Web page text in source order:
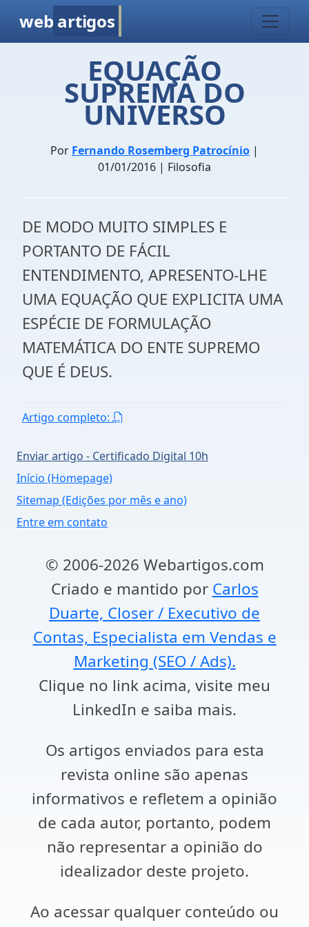
web artigos
EQUAÇÃO
SUPREMA DO
UNIVERSO
Por Fernando Rosemberg Patrocínio |
01/01/2016 | Filosofia
DE MODO MUITO SIMPLES E
PORTANTO DE FÁCIL
ENTENDIMENTO, APRESENTO-LHE
UMA EQUAÇÃO QUE EXPLICITA UMA
ESPÉCIE DE FORMULAÇÃO
MATEMÁTICA DO ENTE SUPREMO
QUE É DEUS.
Artigo completo:
Enviar artigo - Certificado Digital 10h
Início (Homepage)
Sitemap (Edições por mês e ano)
Entre em contato
© 2006-2026 Webartigos.com
Criado e mantido por Carlos
Duarte, Closer / Executivo de
Contas, Especialista em Vendas e
Marketing (SEO / Ads).
Clique no link acima, visite meu
LinkedIn e saiba mais.
Os artigos enviados para esta
revista online são apenas
informativos e refletem a opinião
de cada autor, portanto, podem
não representar a opinião do
idealizador deste projeto.
Ao acessar qualquer conteúdo ou